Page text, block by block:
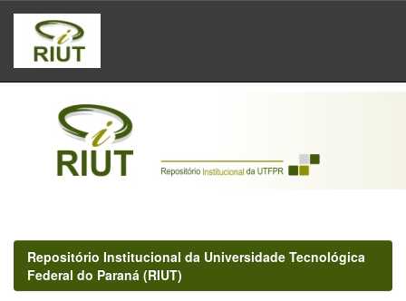
Skip
navigation
Repositório Institucional da Universidade Tecnológica
Federal do Paraná (RIUT)